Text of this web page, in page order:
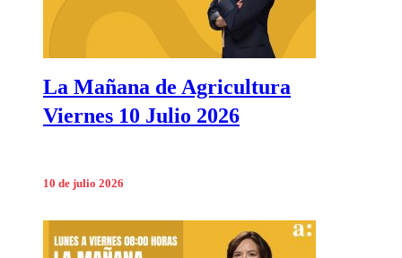
La Mañana de Agricultura
Viernes 10 Julio 2026
10 de julio 2026